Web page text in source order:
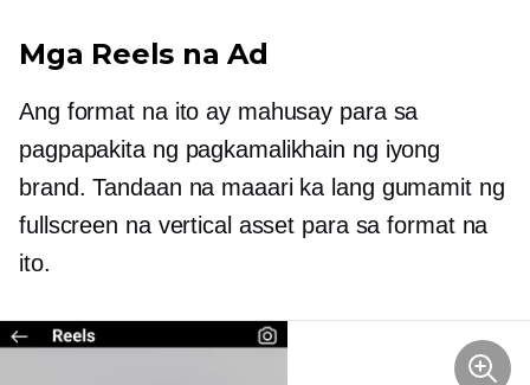
Mga Reels na Ad
Ang format na ito ay mahusay para sa
pagpapakita ng pagkamalikhain ng iyong
brand. Tandaan na maaari ka lang gumamit ng
fullscreen na vertical asset para sa format na
ito.